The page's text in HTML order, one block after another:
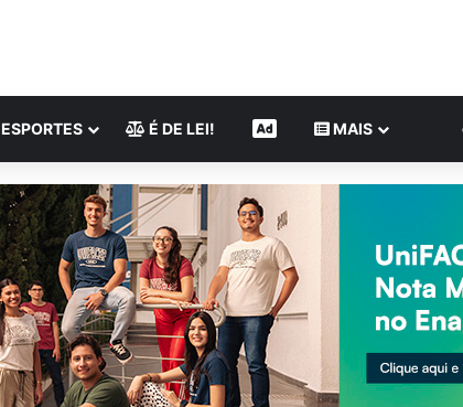
ESPORTES É DE LEI! CONTEÚDO DE MARCA
MAIS